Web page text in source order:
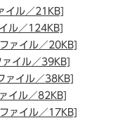
イル／21KB]
ル／124KB]
ァイル／20KB]
イル／39KB]
ァイル／38KB]
イル／82KB]
ァイル／17KB]